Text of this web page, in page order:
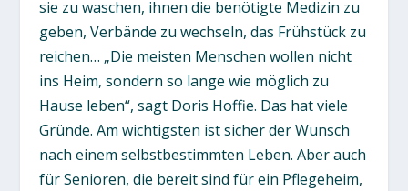
sie zu waschen, ihnen die benötigte Medizin zu
geben, Verbände zu wechseln, das Frühstück zu
reichen… „Die meisten Menschen wollen nicht
ins Heim, sondern so lange wie möglich zu
Hause leben“, sagt Doris Hoffie. Das hat viele
Gründe. Am wichtigsten ist sicher der Wunsch
nach einem selbstbestimmten Leben. Aber auch
für Senioren, die bereit sind für ein Pflegeheim,